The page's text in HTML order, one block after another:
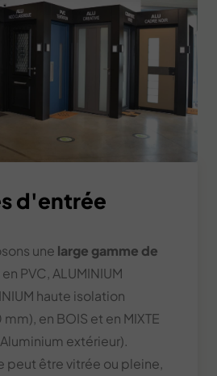
d'entrée
une large gamme de
en PVC, ALUMINIUM
haute isolation
en BOIS et en MIXTE
extérieur).
peut être vitrée ou pleine,